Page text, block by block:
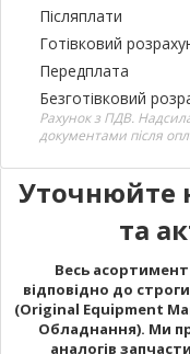
Післяплати
Готівковий
Передплата
Безготівковий
Рахунок з ПДВ.
документами після
Уточнюйте
та
Весь
відповідно до
(Original Equipment
Обладнання). Ми
аналогів